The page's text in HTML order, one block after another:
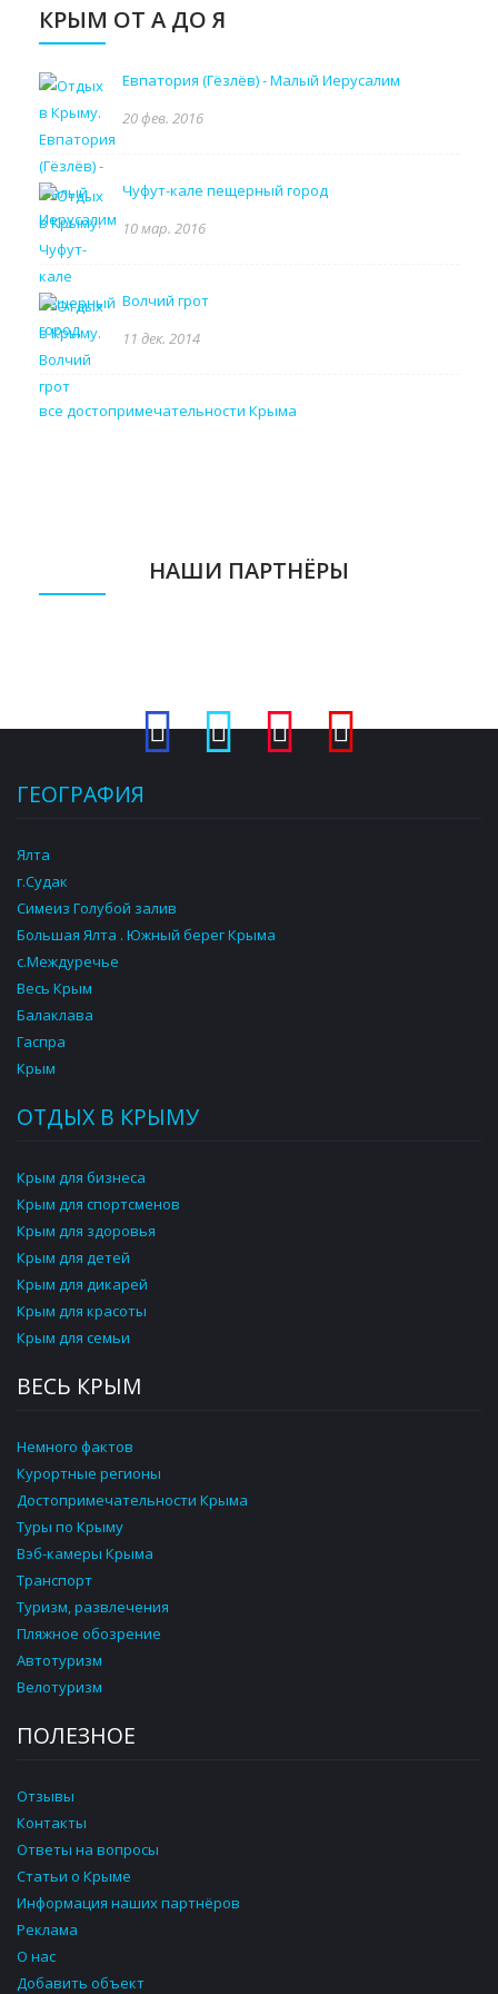
КРЫМ ОТ А ДО Я
Евпатория (Гёзлёв) - Малый Иерусалим
20 фев. 2016
Чуфут-кале пещерный город
10 мар. 2016
Волчий грот
11 дек. 2014
все достопримечательности Крыма
НАШИ ПАРТНЁРЫ
ГЕОГРАФИЯ
Ялта
г.Судак
Симеиз Голубой залив
Большая Ялта . Южный берег Крыма
с.Междуречье
Весь Крым
Балаклава
Гаспра
Крым
ОТДЫХ В КРЫМУ
Крым для бизнеса
Крым для спортсменов
Крым для здоровья
Крым для детей
Крым для дикарей
Крым для красоты
Крым для семьи
ВЕСЬ КРЫМ
Немного фактов
Курортные регионы
Достопримечательности Крыма
Туры по Крыму
Вэб-камеры Крыма
Транспорт
Туризм, развлечения
Пляжное обозрение
Автотуризм
Велотуризм
ПОЛЕЗНОЕ
Отзывы
Контакты
Ответы на вопросы
Статьи о Крыме
Информация наших партнёров
Реклама
О нас
Добавить объект